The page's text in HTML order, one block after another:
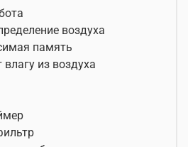
воздуха
память
из воздуха